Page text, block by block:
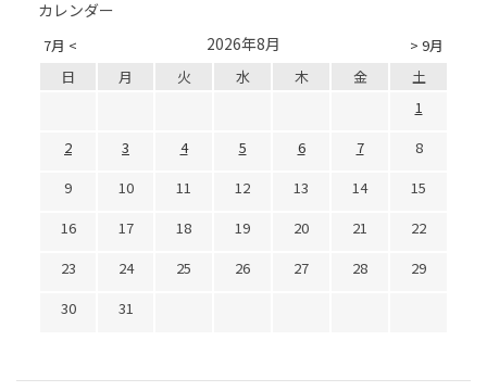
カレンダー
7月 < > 9月
2026年8月
日 月 火 水 木 金
土
1
2
3 4 5 6 7
8
9
10 11 12 13 14
15
16
17 18 19 20 21
22
23
24 25 26 27 28
29
30
31